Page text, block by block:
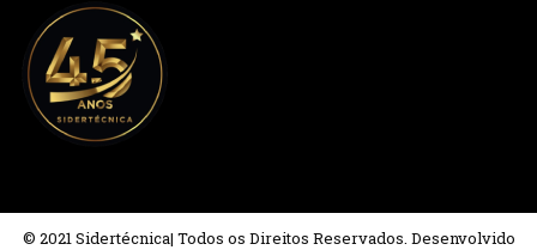
© 2021 Sidertécnica| Todos os Direitos Reservados. Desenvolvido